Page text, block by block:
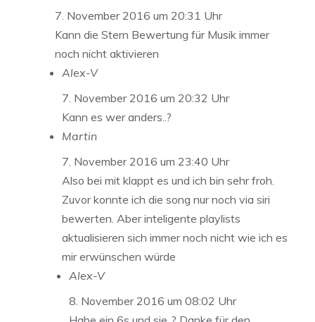
7. November 2016 um 20:31 Uhr
Kann die Stern Bewertung für Musik immer
noch nicht aktivieren
Alex-V
7. November 2016 um 20:32 Uhr
Kann es wer anders..?
Martin
7. November 2016 um 23:40 Uhr
Also bei mit klappt es und ich bin sehr froh.
Zuvor konnte ich die song nur noch via siri
bewerten. Aber inteligente playlists
aktualisieren sich immer noch nicht wie ich es
mir erwünschen würde
Alex-V
8. November 2016 um 08:02 Uhr